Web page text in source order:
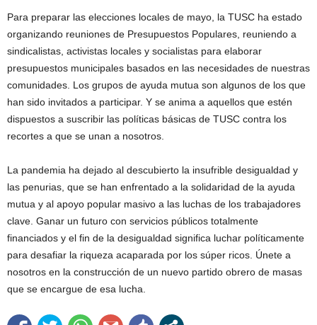
Para preparar las elecciones locales de mayo, la TUSC ha estado
organizando reuniones de Presupuestos Populares, reuniendo a
sindicalistas, activistas locales y socialistas para elaborar
presupuestos municipales basados en las necesidades de nuestras
comunidades. Los grupos de ayuda mutua son algunos de los que
han sido invitados a participar. Y se anima a aquellos que estén
dispuestos a suscribir las políticas básicas de TUSC contra los
recortes a que se unan a nosotros.
La pandemia ha dejado al descubierto la insufrible desigualdad y
las penurias, que se han enfrentado a la solidaridad de la ayuda
mutua y al apoyo popular masivo a las luchas de los trabajadores
clave. Ganar un futuro con servicios públicos totalmente
financiados y el fin de la desigualdad significa luchar políticamente
para desafiar la riqueza acaparada por los súper ricos. Únete a
nosotros en la construcción de un nuevo partido obrero de masas
que se encargue de esa lucha.